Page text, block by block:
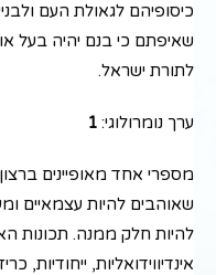
כיסופיהם לגאולת העם
שאיפתם כי בנם יהיה בעל
לתורת ישראל.
ערך נומרולוגי: 1
מספרי אחד מאופיינים
שאוהבים להיות עצמאיים
להיות חלק ממנה. תכונות
אינדיווידואליות, ייחודיות,